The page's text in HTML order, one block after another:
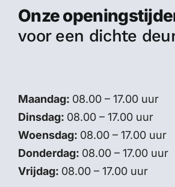
Onze
voor een dichte
Maandag: 08.00 – 17.00 uur
Dinsdag: 08.00 – 17.00 uur
Woensdag: 08.00 – 17.00 uur
Donderdag: 08.00 – 17.00 uur
Vrijdag: 08.00 – 17.00 uur